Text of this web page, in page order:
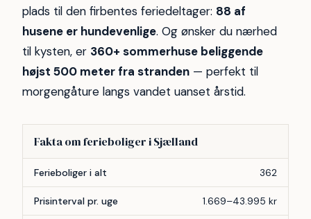
plads til den firbentes feriedeltager: 88 af
husene er hundevenlige. Og ønsker du nærhed
til kysten, er 360+ sommerhuse beliggende
højst 500 meter fra stranden — perfekt til
morgengåture langs vandet uanset årstid.
Fakta om ferieboliger i Sjælland
Ferieboliger i alt 362
Prisinterval pr. uge 1.669–43.995 kr